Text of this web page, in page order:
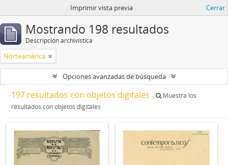
Imprimir vista previa Cerrar
Mostrando 198 resultados
Descripción archivística
Norteamérica
Opciones avanzadas de búsqueda
197 resultados con objetos digitales
Muestra los
resultados con objetos digitales